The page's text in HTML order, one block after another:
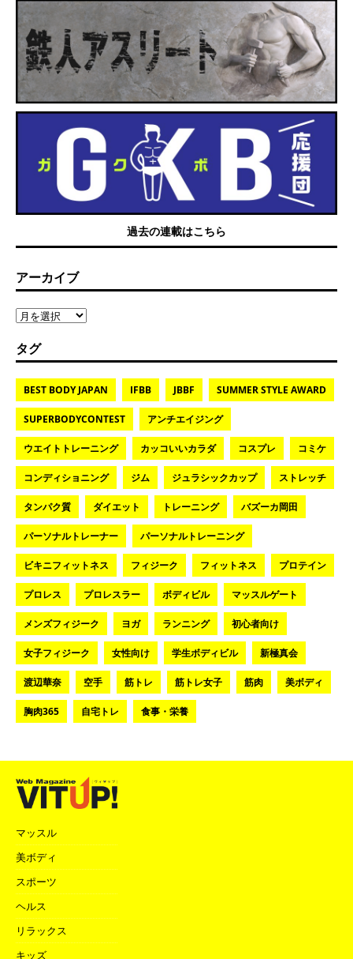
過去の連載はこちら
アーカイブ
タグ
BEST BODY JAPAN IFBB JBBF SUMMER STYLE AWARD
SUPERBODYCONTEST アンチエイジング
ウエイトトレーニング カッコいいカラダ コスプレ コミケ
コンディショニング ジム ジュラシックカップ ストレッチ
タンパク質 ダイエット トレーニング バズーカ岡田
パーソナルトレーナー パーソナルトレーニング
ビキニフィットネス フィジーク フィットネス プロテイン
プロレス プロレスラー ボディビル マッスルゲート
メンズフィジーク ヨガ ランニング 初心者向け
女子フィジーク 女性向け 学生ボディビル 新極真会
渡辺華奈 空手 筋トレ 筋トレ女子 筋肉 美ボディ
胸肉365 自宅トレ 食事・栄養
マッスル
美ボディ
スポーツ
ヘルス
リラックス
キッズ